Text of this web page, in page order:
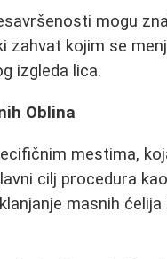
mogu
zahvat kojim se
izgleda lica.
Oblina
mestima,
cilj procedura
masnih